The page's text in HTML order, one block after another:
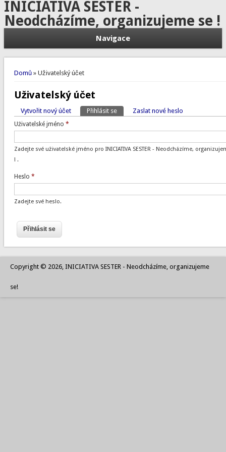
INICIATIVA SESTER -
Neodcházíme, organizujeme se !
Navigace
Jste zde
Domů» Uživatelský účet
Uživatelský účet
Hlavní záložky
Vytvořit nový účet Přihlásit se(aktivní záložka)
Zaslat nové heslo
Uživatelské jméno *
Zadejte své uživatelské jméno pro INICIATIVA SESTER - Neodcházíme,
! .
Heslo *
Zadejte své heslo.
Copyright © 2026, INICIATIVA SESTER - Neodcházíme, organizujeme
se!